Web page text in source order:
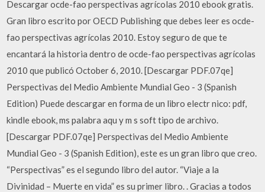
Descargar ocde-fao perspectivas agrícolas 2010 ebook gratis.
Gran libro escrito por OECD Publishing que debes leer es ocde-
fao perspectivas agrícolas 2010. Estoy seguro de que te
encantará la historia dentro de ocde-fao perspectivas agrícolas
2010 que publicó October 6, 2010. [Descargar PDF.07qe]
Perspectivas del Medio Ambiente Mundial Geo - 3 (Spanish
Edition) Puede descargar en forma de un libro electr nico: pdf,
kindle ebook, ms palabra aqu y m s soft tipo de archivo.
[Descargar PDF.07qe] Perspectivas del Medio Ambiente
Mundial Geo - 3 (Spanish Edition), este es un gran libro que creo.
“Perspectivas” es el segundo libro del autor. “Viaje a la
Divinidad – Muerte en vida” es su primer libro. . Gracias a todos